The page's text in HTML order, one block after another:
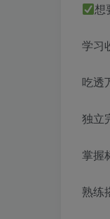
想
学习
吃透
独立
掌握
熟练